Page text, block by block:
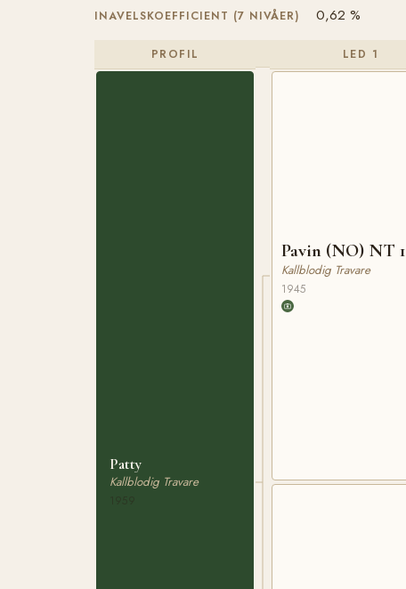
INAVELSKOEFFICIENT (7 NIVÅER) 0,62 %
PROFIL
Patty
Kallblodig Travare
LED 1
Pavin (NO) NT 1
Kallblodig Travare
1945